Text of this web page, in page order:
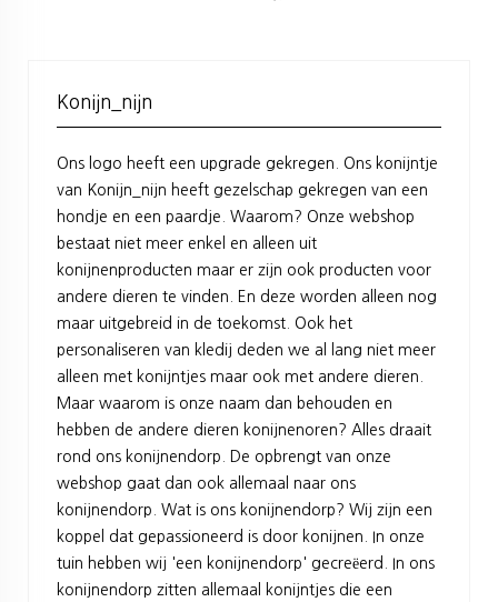
Konijn_nijn
Ons logo heeft een upgrade gekregen. Ons konijntje
van Konijn_nijn heeft gezelschap gekregen van een
hondje en een paardje. Waarom? Onze webshop
bestaat niet meer enkel en alleen uit
konijnenproducten maar er zijn ook producten voor
andere dieren te vinden. En deze worden alleen nog
maar uitgebreid in de toekomst. Ook het
personaliseren van kledij deden we al lang niet meer
alleen met konijntjes maar ook met andere dieren.
Maar waarom is onze naam dan behouden en
hebben de andere dieren konijnenoren? Alles draait
rond ons konijnendorp. De opbrengt van onze
webshop gaat dan ook allemaal naar ons
konijnendorp. Wat is ons konijnendorp? Wij zijn een
koppel dat gepassioneerd is door konijnen. In onze
tuin hebben wij 'een konijnendorp' gecreëerd. In ons
konijnendorp zitten allemaal konijntjes die een